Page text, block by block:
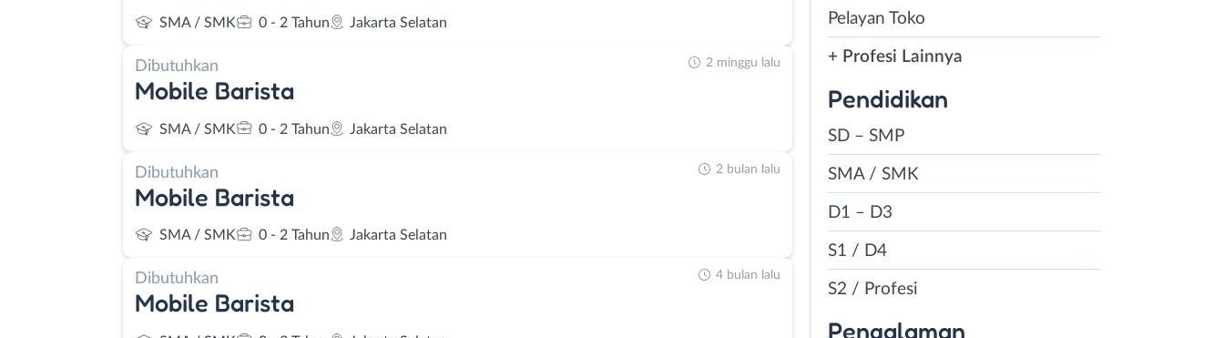
SMA / SMK 0 - 2 Tahun Jakarta Selatan
Dibutuhkan
Mobile Barista
SMA / SMK 0 - 2 Tahun Jakarta Selatan
2 minggu lalu
Dibutuhkan
Mobile Barista
SMA / SMK 0 - 2 Tahun Jakarta Selatan
2 bulan lalu
Dibutuhkan
Mobile Barista
4 bulan lalu
Pelayan Toko
+ Profesi Lainnya
Pendidikan
SD – SMP
SMA / SMK
D1 – D3
S1 / D4
S2 / Profesi
Pengalaman